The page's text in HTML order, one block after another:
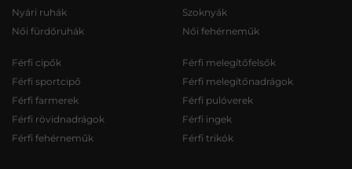
Nyári ruhák
Női fürdőruhák
Szoknyák
Női fehérneműk
Férfi cipők
Férfi sportcipő
Férfi farmerek
Férfi rövidnadrágok
Férfi fehérneműk
Férfi melegítőfelsők
Férfi melegítőnadrágok
Férfi pulóverek
Férfi ingek
Férfi trikók